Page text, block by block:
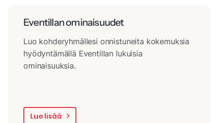
Eventillan ominaisuudet
Luo kohderyhmällesi onnistuneita kokemuksia
hyödyntämällä Eventillan lukuisia
ominaisuuksia.
Lue lisää